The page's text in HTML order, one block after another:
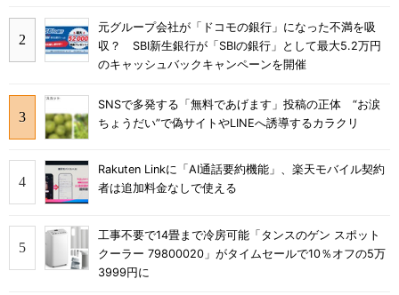
元グループ会社が「ドコモの銀行」になった不満を吸
収？ SBI新生銀行が「SBIの銀行」として最大5.2万円
のキャッシュバックキャンペーンを開催
SNSで多発する「無料であげます」投稿の正体 “お涙
ちょうだい”で偽サイトやLINEへ誘導するカラクリ
Rakuten Linkに「AI通話要約機能」、楽天モバイル契約
者は追加料金なしで使える
工事不要で14畳まで冷房可能「タンスのゲン スポット
クーラー 79800020」がタイムセールで10％オフの5万
3999円に